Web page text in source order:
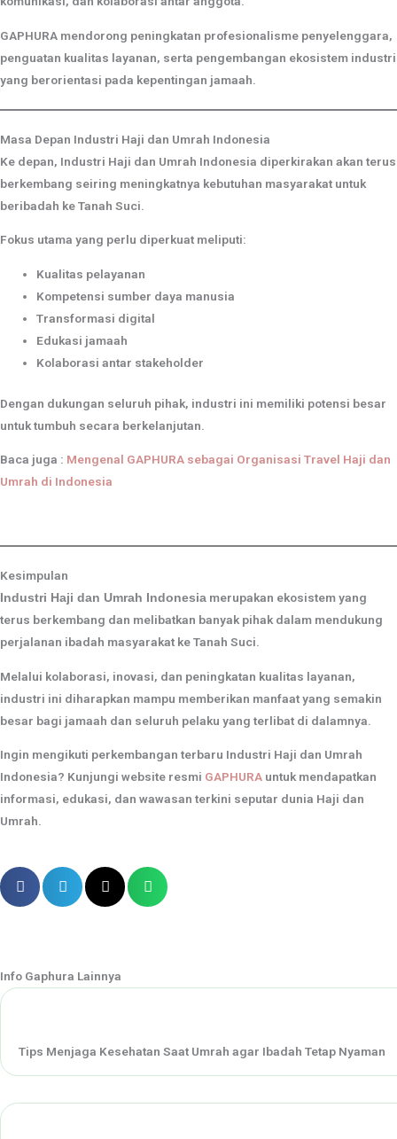
GAPHURA mendorong peningkatan profesionalisme penyelenggara,
penguatan kualitas layanan, serta pengembangan ekosistem industri
yang berorientasi pada kepentingan jamaah.
Masa Depan Industri Haji dan Umrah Indonesia
Ke depan, Industri Haji dan Umrah Indonesia diperkirakan akan terus
berkembang seiring meningkatnya kebutuhan masyarakat untuk
beribadah ke Tanah Suci.
Fokus utama yang perlu diperkuat meliputi:
Kualitas pelayanan
Kompetensi sumber daya manusia
Transformasi digital
Edukasi jamaah
Kolaborasi antar stakeholder
Dengan dukungan seluruh pihak, industri ini memiliki potensi besar
untuk tumbuh secara berkelanjutan.
Baca juga : Mengenal GAPHURA sebagai Organisasi Travel Haji dan
Umrah di Indonesia
Kesimpulan
Industri Haji dan Umrah Indonesia merupakan ekosistem yang
terus berkembang dan melibatkan banyak pihak dalam mendukung
perjalanan ibadah masyarakat ke Tanah Suci.
Melalui kolaborasi, inovasi, dan peningkatan kualitas layanan,
industri ini diharapkan mampu memberikan manfaat yang semakin
besar bagi jamaah dan seluruh pelaku yang terlibat di dalamnya.
Ingin mengikuti perkembangan terbaru Industri Haji dan Umrah
Indonesia? Kunjungi website resmi GAPHURA untuk mendapatkan
informasi, edukasi, dan wawasan terkini seputar dunia Haji dan
Umrah.
Info Gaphura Lainnya
Tips Menjaga Kesehatan Saat Umrah agar Ibadah Tetap Nyaman